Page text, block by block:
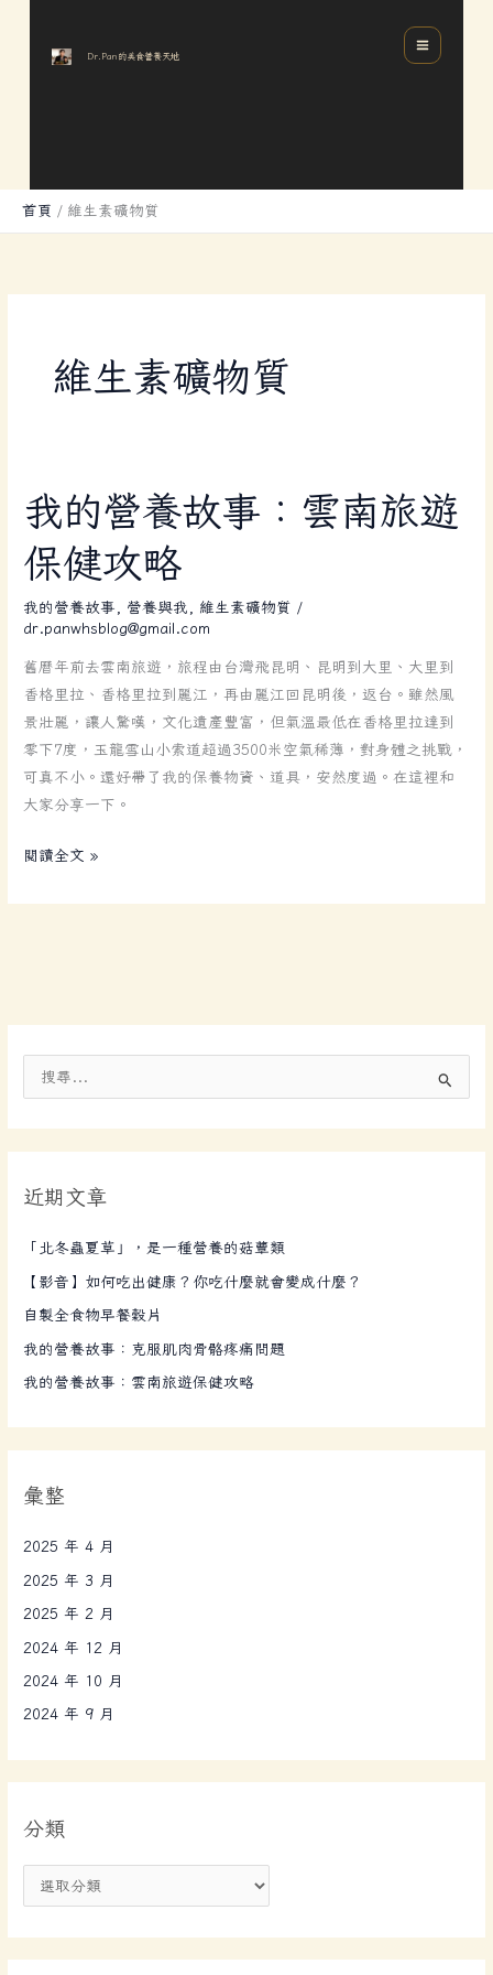
Dr.Pan的美食營養天地
MENU
首頁 維生素礦物質
維生素礦物質
我的營養故事：雲南旅遊
保健攻略
我的營養故事 營養與我 維生素礦物質 /
dr.panwhsblog@gmail.com
舊曆年前去雲南旅遊，旅程由台灣飛昆明、昆明到大里、大里到
香格里拉、香格里拉到麗江，再由麗江回昆明後，返台。雖然風
景壯麗，讓人驚嘆，文化遺產豐富，但氣溫最低在香格里拉達到
零下7度，玉龍雪山小索道超過3500米空氣稀薄，對身體之挑戰，
可真不小。還好帶了我的保養物資、道具，安然度過。在這裡和
大家分享一下。
我
的
營
養
故
事：
雲
南
旅
遊
保
健
略
閱讀全文 »
字
近期文章
「北冬蟲夏草」，是一種營養的菇蕈類
【影音】如何吃出健康？你吃什麼就會變成什麼？
自製全食物早餐穀片
我的營養故事：克服肌肉骨骼疼痛問題
我的營養故事：雲南旅遊保健攻略
彙整
2025 年 4 月
2025 年 3 月
2025 年 2 月
2024 年 12 月
2024 年 10 月
2024 年 9 月
分類